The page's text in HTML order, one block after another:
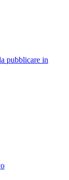
pubblicare in